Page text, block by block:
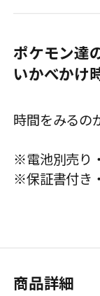
ポケモン達
いかべかけ
時間をみるの
※電池別売り
※保証書付き
商品詳細